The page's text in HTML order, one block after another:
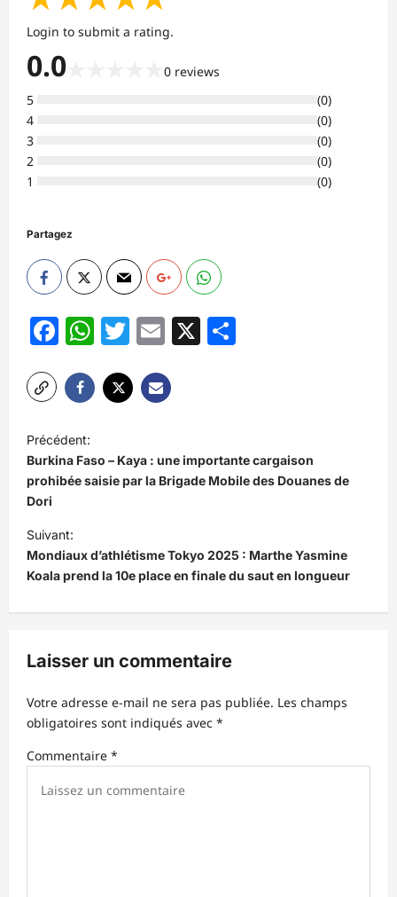
Login to submit a rating.
0.0 0 reviews
5
(0)
4
(0)
3
(0)
2
(0)
1
(0)
Partagez
Facebook
WhatsApp
Twitter
Email
X
N
a
v
i
g
a
o
d
’
a
Précédent:
Burkina Faso – Kaya : une importante cargaison
prohibée saisie par la Brigade Mobile des Douanes de
Dori
Suivant:
Mondiaux d’athlétisme Tokyo 2025 : Marthe Yasmine
Koala prend la 10e place en finale du saut en longueur
Laisser un commentaire
Votre adresse e-mail ne sera pas publiée. Les champs
obligatoires sont indiqués avec *
Commentaire *